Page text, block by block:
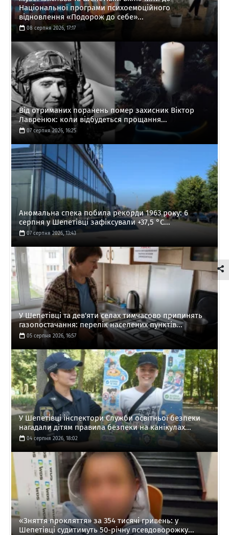
Національної програми психоемоційного
відновлення «Подорож до себе»...
08 серпня 2026, 17:17
Від отриманих поранень помер захисник Віктор
Лавренюк: коли відбудеться прощання...
07 серпня 2026, 16:25
Аномальна спека побила рекорди 1963 року: 6
серпня у Шепетівці зафіксували +37,5 °C...
07 серпня 2026, 13:43
У Шепетівці та дев'яти селах тимчасово припинять
газопостачання: перелік населених пунктів...
05 серпня 2026, 16:57
У Шепетівці інспектори Служби освітньої безпеки
нагадали дітям правила безпеки на канікулах...
04 серпня 2026, 18:02
«Зняття прокляття» за 354 тисячі гривень: у
Шепетівці судитимуть 50-річну псевдоворожку...